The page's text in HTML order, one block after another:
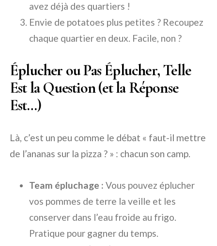
avez déjà des quartiers !
Envie de potatoes plus petites ? Recoupez
chaque quartier en deux. Facile, non ?
Éplucher ou Pas Éplucher, Telle
Est la Question (et la Réponse
Est…)
Là, c’est un peu comme le débat « faut-il mettre
de l’ananas sur la pizza ? » : chacun son camp.
Team épluchage : Vous pouvez éplucher
vos pommes de terre la veille et les
conserver dans l’eau froide au frigo.
Pratique pour gagner du temps.